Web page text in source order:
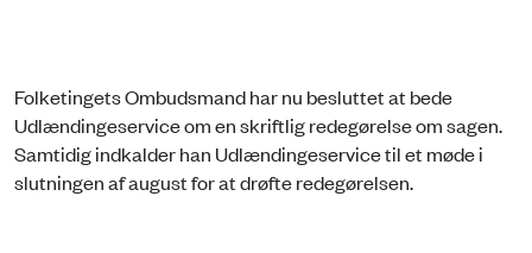
Folketingets Ombudsmand har nu besluttet at bede
Udlændingeservice om en skriftlig redegørelse om sagen.
Samtidig indkalder han Udlændingeservice til et møde i
slutningen af august for at drøfte redegørelsen.